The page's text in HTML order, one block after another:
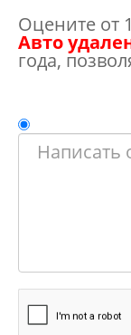
Оцените от
Авто
года,